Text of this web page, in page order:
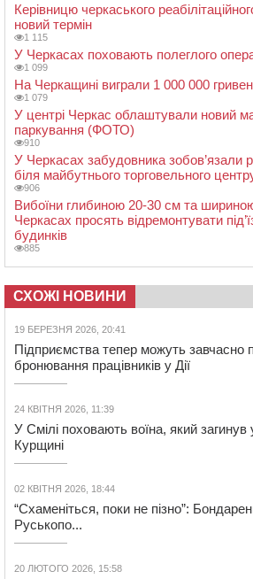
Керівницю черкаського
новий термін
1 115
У Черкасах поховають полеглого
1 099
На Черкащині виграли 1 000 000
1 079
У центрі Черкас облаштували новий
паркування (ФОТО)
910
У Черкасах забудовника зобов’язали
біля майбутнього торговельного
906
Вибоїни глибиною 20-30 см та
Черкасах просять відремонтувати
будинків
885
СХОЖІ НОВИНИ
19 БЕРЕЗНЯ 2026, 20:41
Підприємства тепер можуть завчасно
бронювання працівників у Дії
24 КВІТНЯ 2026, 11:39
У Смілі поховають воїна, який загинув
Курщині
02 КВІТНЯ 2026, 18:44
“Схаменіться, поки не пізно”:
Руськопо...
20 ЛЮТОГО 2026, 15:58